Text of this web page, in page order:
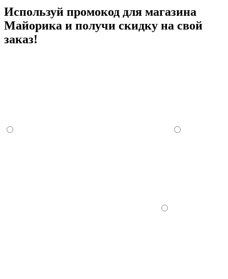
Используй промокод для магазина
Майорика и получи скидку на свой
заказ!